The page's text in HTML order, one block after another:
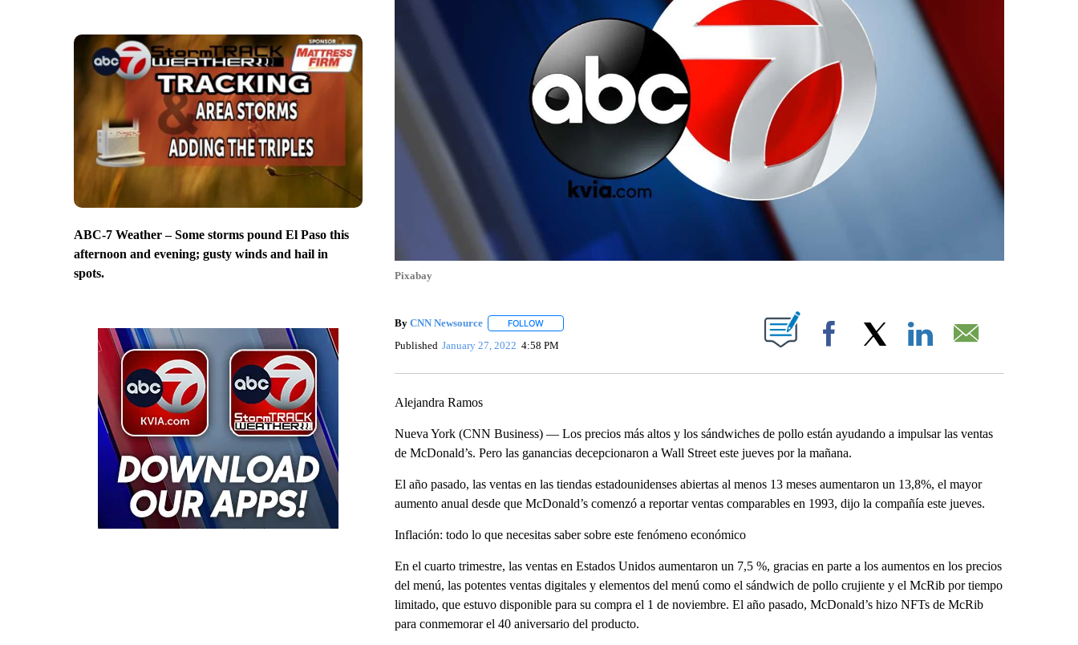
ABC-7 Weather – Some storms pound El Paso this
afternoon and evening; gusty winds and hail in
spots.
Pixabay
By CNN Newsource FOLLOWFOLLOW "" TO RECEIVE NOTIFICATIONS ABOUT NEW PAGES ON "".
Published January 27, 2022 4:58 PM Facebook
Alejandra Ramos
Nueva York (CNN Business) — Los precios más altos y los sándwiches de pollo están ayudando a impulsar las ventas
de McDonald’s. Pero las ganancias decepcionaron a Wall Street este jueves por la mañana.
El año pasado, las ventas en las tiendas estadounidenses abiertas al menos 13 meses aumentaron un 13,8%, el mayor
aumento anual desde que McDonald’s comenzó a reportar ventas comparables en 1993, dijo la compañía este jueves.
Inflación: todo lo que necesitas saber sobre este fenómeno económico
En el cuarto trimestre, las ventas en Estados Unidos aumentaron un 7,5 %, gracias en parte a los aumentos en los precios
del menú, las potentes ventas digitales y elementos del menú como el sándwich de pollo crujiente y el McRib por tiempo
limitado, que estuvo disponible para su compra el 1 de noviembre. El año pasado, McDonald’s hizo NFTs de McRib
para conmemorar el 40 aniversario del producto.